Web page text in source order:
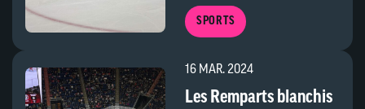
SPORTS
16 MAR. 2024
Les Remparts blanchis